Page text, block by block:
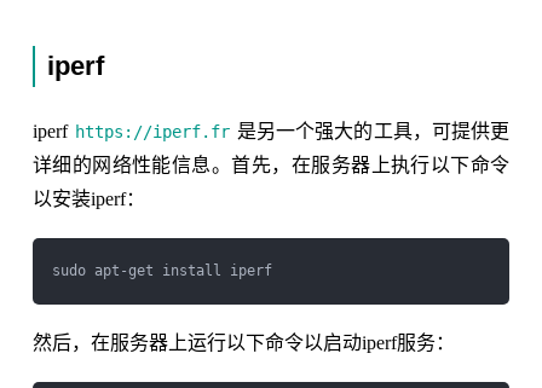
iperf
iperf https://iperf.fr 是另一个强大的工具，可提供更
详细的网络性能信息。首先，在服务器上执行以下命令
以安装iperf：
sudo apt-get install iperf
然后，在服务器上运行以下命令以启动iperf服务：